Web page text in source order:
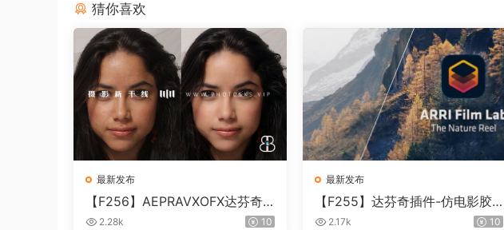
猜你喜欢
最新发布
【F256】AEPRAVXOFX达芬奇
视频人像磨皮润肤美颜插件 Beau
2.28k 10
最新发布
【F255】达芬奇插件-仿电影胶
片视频调色插件 ARRI Film Lab 1.
2.17k 10